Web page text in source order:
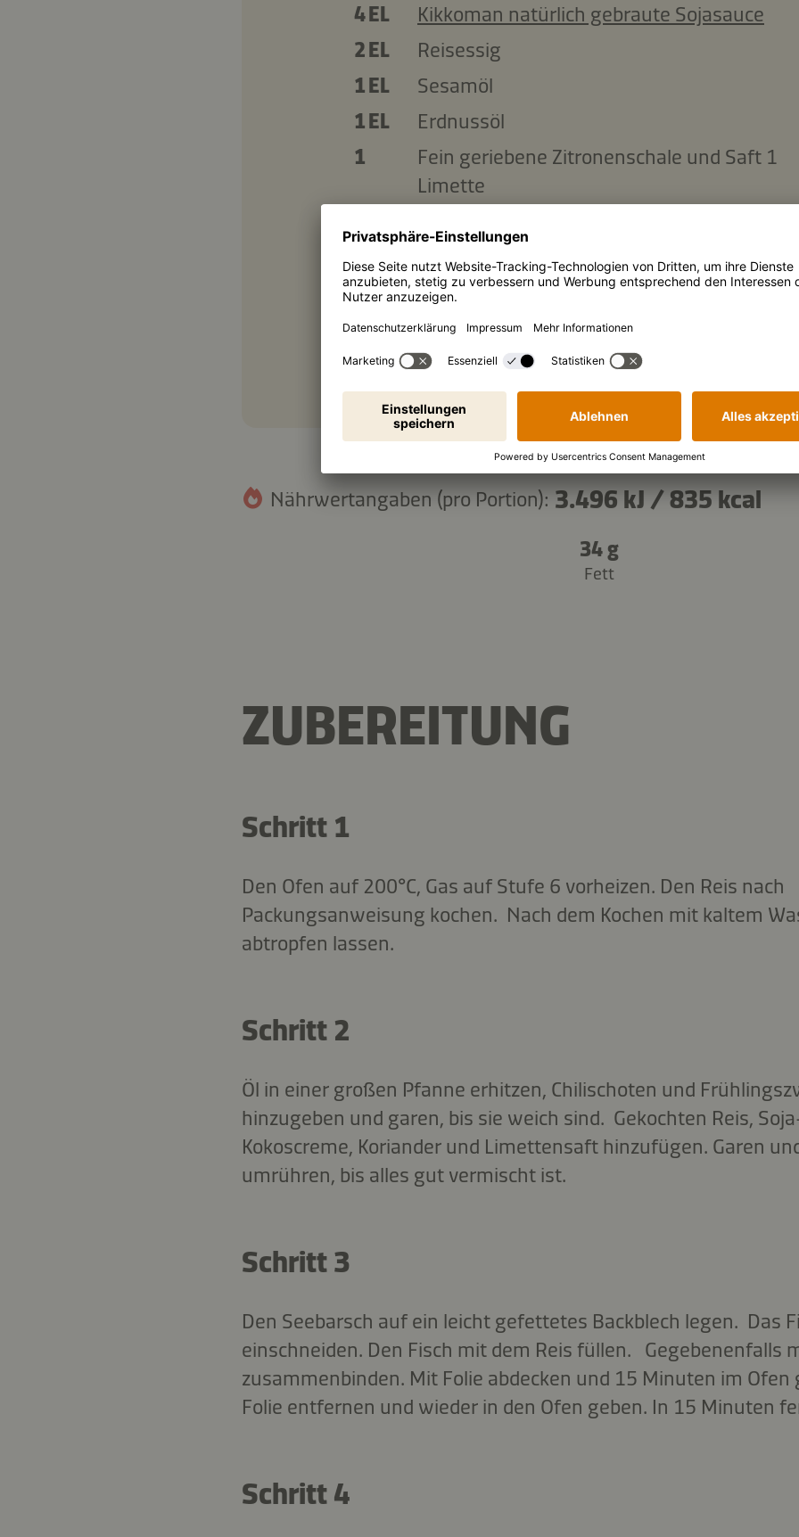
4 EL
Kikkoman natürlich gebraute Sojasauce
2 EL
Reisessig
1 EL
Sesamöl
1 EL
Erdnussöl
1
Fein geriebene Zitronenschale und Saft 1
Limette
gerieben
Zutaten kopieren
Nährwertangaben (pro Portion): 3.496 kJ/835 kcal
34 g
Fett
ZUBEREITUNG
Schritt 1
Den Ofen auf 200°C, Gas auf Stufe 6 vorheizen. Den Reis nach
Packungsanweisung kochen. Nach dem Kochen mit kaltem
abtropfen lassen.
Schritt 2
Öl in einer großen Pfanne erhitzen, Chilischoten und
hinzugeben und garen, bis sie weich sind. Gekochten Reis,
Kokoscreme, Koriander und Limettensaft hinzufügen. Garen
umrühren, bis alles gut vermischt ist.
Schritt 3
Den Seebarsch auf ein leicht gefettetes Backblech legen. Das
einschneiden. Den Fisch mit dem Reis füllen. Gegebenenfalls
zusammenbinden. Mit Folie abdecken und 15 Minuten im Ofen
Folie entfernen und wieder in den Ofen geben. In 15 Minuten
Schritt 4